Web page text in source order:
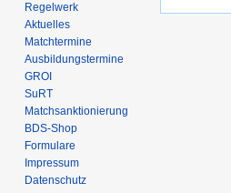
Regelwerk
Aktuelles
Matchtermine
Ausbildungs­termine
GROI
SuRT
Match­sanktionierung
BDS-Shop
Formulare
Impressum
Datenschutz